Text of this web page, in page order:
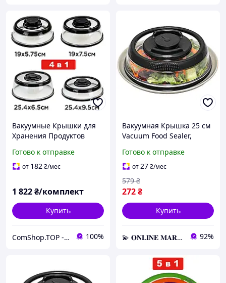
Вакуумные Крышки для
Хранения Продуктов
Посуды и гладких
Поверхностей
Готово к отправке
от 182₴/мес
1 822₴/комплект
Купить
ComShop.TOP - Магазин Подарков 100%
Вакуумная Крышка 25 см
Vacuum Food Sealer,
для посуды
Готово к отправке
от27₴/мес
272₴
579 ₴
Купить
💫 𝐎𝐍𝐋𝐈𝐍𝐄 𝐌𝐀𝐑𝐊𝐄𝐓 💫 – Актуальные товары по самым выгодным ценам! 92%